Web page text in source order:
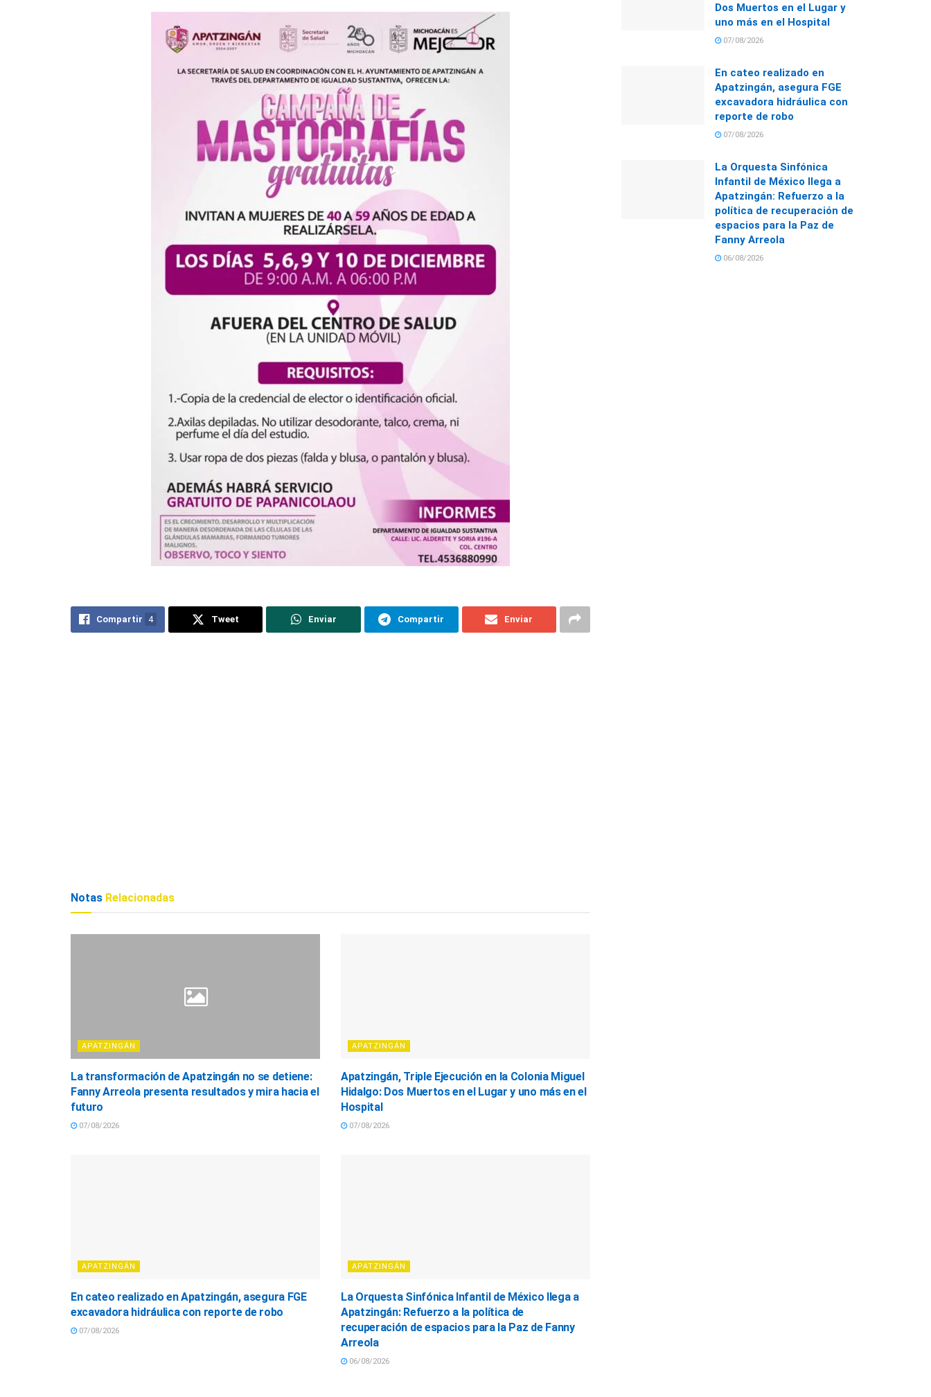
Compartir 4 Tweet Enviar Compartir Enviar
Notas Relacionadas
APATZINGÁN
La transformación de Apatzingán no se detiene:
Fanny Arreola presenta resultados y mira hacia el
futuro
07/08/2026
APATZINGÁN
Apatzingán, Triple Ejecución en la Colonia Miguel
Hidalgo: Dos Muertos en el Lugar y uno más en el
Hospital
07/08/2026
APATZINGÁN
En cateo realizado en Apatzingán, asegura FGE
excavadora hidráulica con reporte de robo
07/08/2026
APATZINGÁN
La Orquesta Sinfónica Infantil de México llega a
Apatzingán: Refuerzo a la política de
recuperación de espacios para la Paz de Fanny
Arreola
06/08/2026
Dos Muertos en el Lugar y
uno más en el Hospital
07/08/2026
En cateo realizado en
Apatzingán, asegura FGE
excavadora hidráulica con
reporte de robo
07/08/2026
La Orquesta Sinfónica
Infantil de México llega a
Apatzingán: Refuerzo a la
política de recuperación de
espacios para la Paz de
Fanny Arreola
06/08/2026